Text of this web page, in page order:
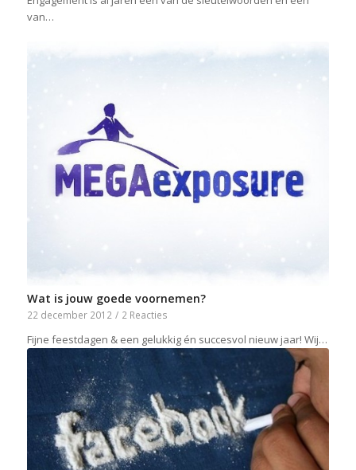
van…
Wat is jouw goede voornemen?
22 december 2012 / 2 Reacties
Fijne feestdagen & een gelukkig én succesvol nieuw jaar! Wij…